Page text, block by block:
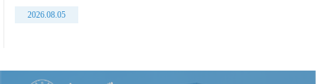
2026.08.05